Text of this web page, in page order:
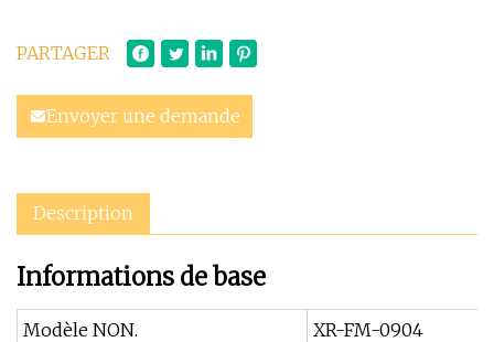
PARTAGER
Envoyer une demande
Description
Informations de base
Modèle NON.
XR-FM-0904